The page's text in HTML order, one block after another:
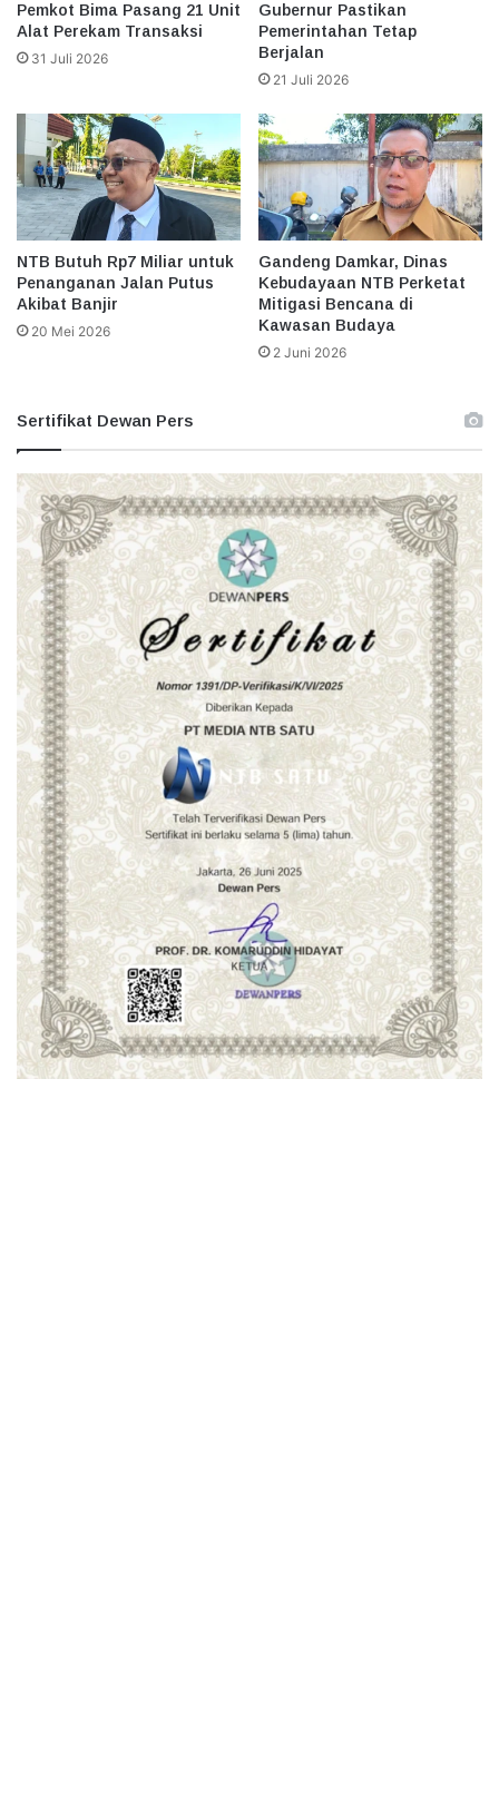
Pemkot Bima Pasang 21 Unit
Alat Perekam Transaksi
31 Juli 2026
Gubernur Pastikan
Pemerintahan Tetap
Berjalan
21 Juli 2026
NTB Butuh Rp7 Miliar untuk
Penanganan Jalan Putus
Akibat Banjir
20 Mei 2026
Gandeng Damkar, Dinas
Kebudayaan NTB Perketat
Mitigasi Bencana di
Kawasan Budaya
2 Juni 2026
Sertifikat Dewan Pers